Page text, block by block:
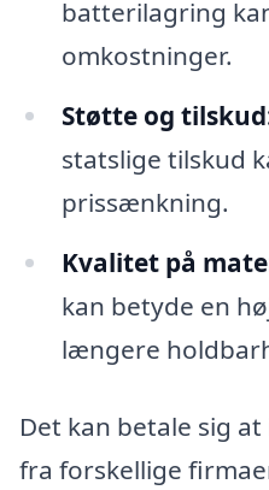
batterilagring
omkostninger.
Støtte og
statslige tilskud
prissænkning.
Kvalitet på
kan betyde en
længere
Det kan betale sig
fra forskellige